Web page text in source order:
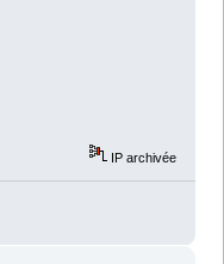
IP archivée